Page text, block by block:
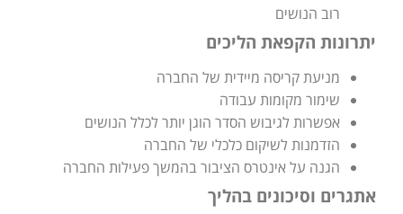
רוב הנושים
יתרונות הקפאת הליכים
מניעת קריסה מיידית של החברה
שימור מקומות עבודה
אפשרות לגיבוש הסדר הוגן יותר לכלל הנושים
הזדמנות לשיקום כלכלי של החברה
הגנה על אינטרס הציבור בהמשך פעילות החברה
אתגרים וסיכונים בהליך